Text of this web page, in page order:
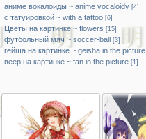
аниме вокалоиды ~ anime vocaloidy [4]
с татуировкой ~ with a tattoo [6]
Цветы на картинке ~ flowers [15]
футбольный мяч ~ soccer-ball [3]
гейша на картинке ~ geisha in the picture
веер на картинке ~ fan in the picture [1]